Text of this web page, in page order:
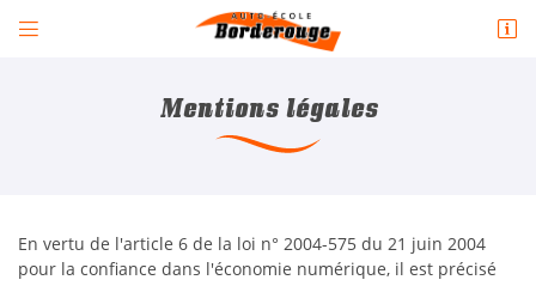
 
Mentions légales
En vertu de l'article 6 de la loi n° 2004-575 du 21 juin 2004
pour la confiance dans l'économie numérique, il est précisé